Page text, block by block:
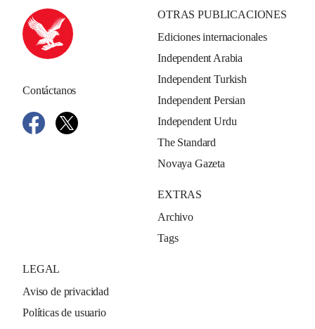
Contáctanos
OTRAS PUBLICACIONES
Ediciones internacionales
Independent Arabia
Independent Turkish
Independent Persian
Independent Urdu
The Standard
Novaya Gazeta
EXTRAS
Archivo
Tags
LEGAL
Aviso de privacidad
Políticas de usuario